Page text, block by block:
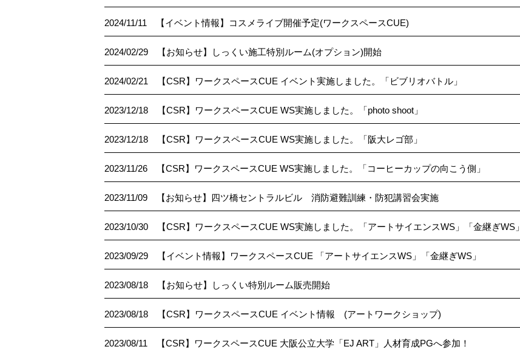
2024/11/11 【イベント情報】コスメライブ開催予定(ワークスペースCUE)
2024/02/29 【お知らせ】しっくい施工特別ルーム(オプション)開始
2024/02/21 【CSR】ワークスペースCUE イベント実施しました。「ビブリオバトル」
2023/12/18 【CSR】ワークスペースCUE WS実施しました。「photo shoot」
2023/12/18 【CSR】ワークスペースCUE WS実施しました。「阪大レゴ部」
2023/11/26 【CSR】ワークスペースCUE WS実施しました。「コーヒーカップの向こう側」
2023/11/09 【お知らせ】四ツ橋セントラルビル 消防避難訓練・防犯講習会実施
2023/10/30 【CSR】ワークスペースCUE WS実施しました。「アートサイエンスWS」「金継ぎWS」
2023/09/29 【イベント情報】ワークスペースCUE 「アートサイエンスWS」「金継ぎWS」
2023/08/18 【お知らせ】しっくい特別ルーム販売開始
2023/08/18 【CSR】ワークスペースCUE イベント情報 (アートワークショップ)
2023/08/11 【CSR】ワークスペースCUE 大阪公立大学「EJ ART」人材育成PGへ参加！